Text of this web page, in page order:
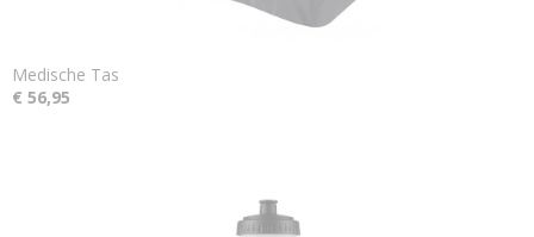
Medische Tas
€ 56,95